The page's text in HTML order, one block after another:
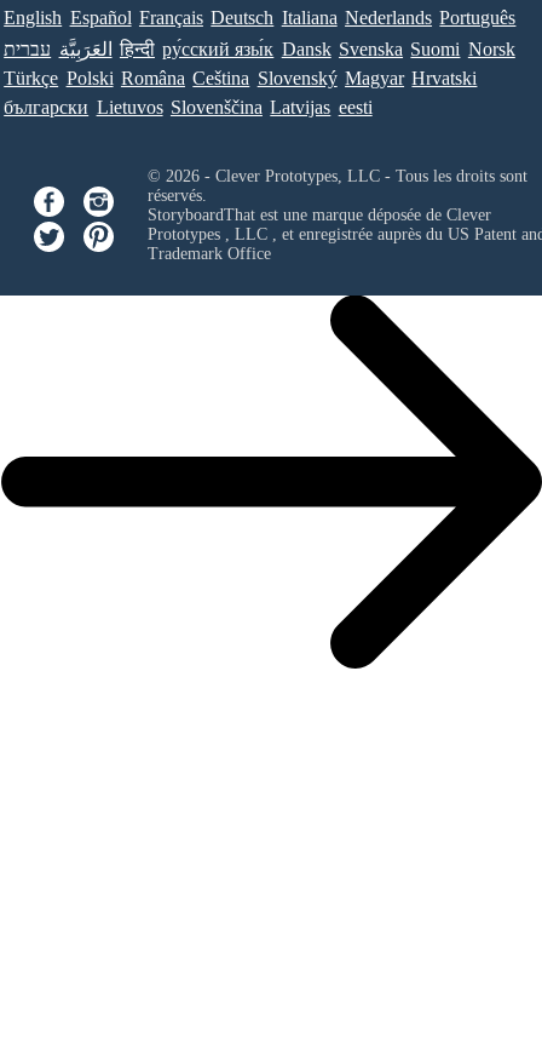
English Español Français Deutsch Italiana Nederlands Português
עברית العَرَبِيَّة हिन्दी ру́сский язы́к Dansk Svenska Suomi Norsk
Türkçe Polski Româna Ceština Slovenský Magyar Hrvatski
български Lietuvos Slovenščina Latvijas eesti
© 2026 - Clever Prototypes, LLC - Tous les droits sont
réservés.
StoryboardThat est une marque déposée de Clever
Prototypes , LLC, et enregistrée auprès du US Patent
Trademark Office